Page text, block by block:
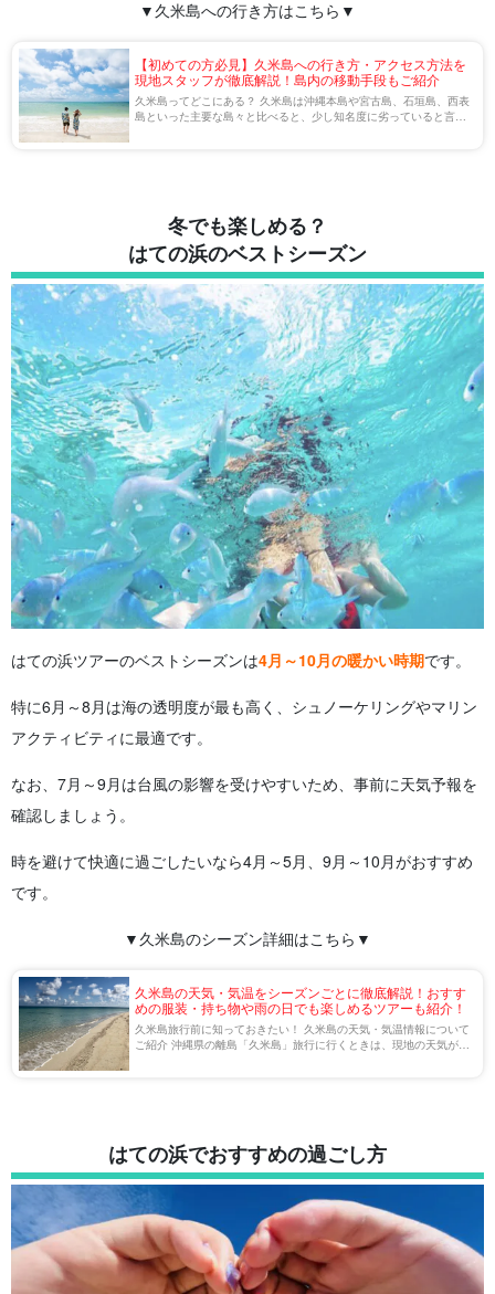
▼久米島への行き方はこちら▼
【初めての方必見】久米島への行き方・アクセス方法を
現地スタッフが徹底解説！島内の移動手段もご紹介
久米島ってどこにある？ 久米島は沖縄本島や宮古島、石垣島、西表
島といった主要な島々と比べると、少し知名度に劣っていると言え
冬でも楽しめる？
はての浜のベストシーズン
はての浜ツアーのベストシーズンは4月～10月の暖かい時期です。
特に6月～8月は海の透明度が最も高く、シュノーケリングやマリン
アクティビティに最適です。
なお、7月～9月は台風の影響を受けやすいため、事前に天気予報を
確認しましょう。
時を避けて快適に過ごしたいなら4月～5月、9月～10月がおすすめ
です。
▼久米島のシーズン詳細はこちら▼
久米島の天気・気温をシーズンごとに徹底解説！おすす
めの服装・持ち物や雨の日でも楽しめるツアーも紹介！
久米島旅行前に知っておきたい！ 久米島の天気・気温情報について
ご紹介 沖縄県の離島「久米島」旅行に行くときは、現地の天気が気
はての浜でおすすめの過ごし方